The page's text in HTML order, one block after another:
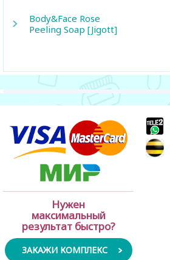
Body&Face Rose
Peeling Soap [Jigott]
Нужен
максимальный
результат быстро?
ЗАКАЖИ КОМПЛЕКС